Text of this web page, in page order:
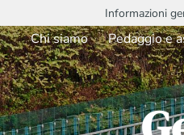
Informazioni
Chi siamo Pedaggio e